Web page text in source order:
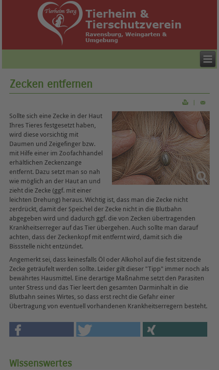
Zecken entfernen
|
Sollte sich eine Zecke in der Haut
Ihres Tieres festgesetzt haben,
wird diese vorsichtig mit
Daumen und Zeigefinger bzw.
mit Hilfe einer im Zoofachhandel
erhältlichen Zeckenzange
entfernt. Dazu setzt man so nah
wie möglich an der Haut an und
zieht die Zecke (ggf. mit einer
leichten Drehung) heraus. Wichtig ist, dass man die Zecke nicht
zerdrückt, damit der Speichel der Zecke nicht in die Blutbahn
abgegeben wird und dadurch ggf. die von Zecken übertragenden
Krankheitserreger auf das Tier übergehen. Auch sollte man darauf
achten, dass der Zeckenkopf mit entfernt wird, damit sich die
Bissstelle nicht entzündet.
Angemerkt sei, dass keinesfalls Öl oder Alkohol auf die fest sitzende
Zecke geträufelt werden sollte. Leider gilt dieser "Tipp" immer noch als
bewährtes Hausmittel. Eine derartige Maßnahme setzt den Parasiten
unter Stress und das Tier leert den gesamten Darminhalt in die
Blutbahn seines Wirtes, so dass erst recht die Gefahr einer
Übertragung von eventuell vorhandenen Krankheitserregern besteht.
Wissenswertes